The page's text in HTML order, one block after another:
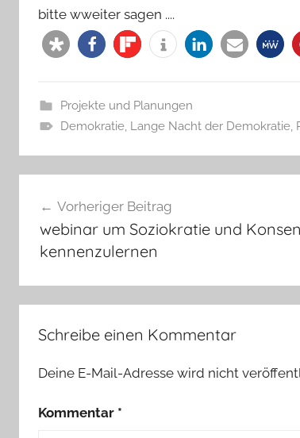
bitte wweiter sagen ....
Projekte und Planungen
Demokratie, Lange Nacht der Demokratie,
Vorheriger Beitrag
webinar um Soziokratie und
kennenzulernen
Schreibe einen Kommentar
Deine E-Mail-Adresse wird nicht
Kommentar *